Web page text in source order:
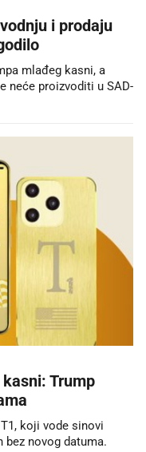
i prodaju
mlađeg kasni, a
neće proizvoditi u SAD-
Trump
koji vode sinovi
bez novog datuma.